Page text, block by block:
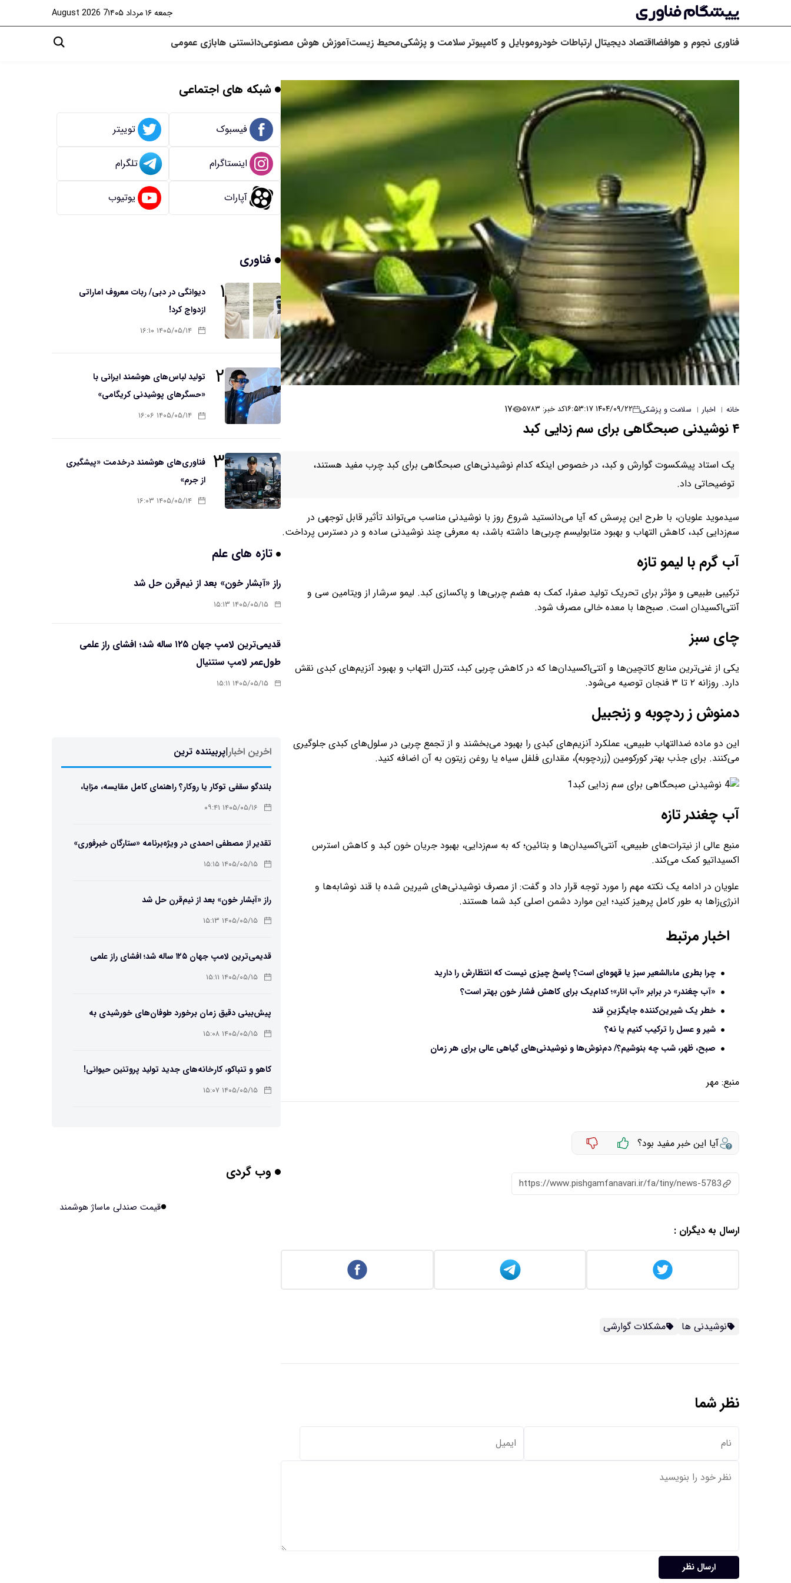
جمعه ۱۶ مرداد ۱۴۰۵ 7 August 2026
فناوری نجوم و هوافضااقتصاد دیجیتال ارتباطات خودروموبایل و کامپیوتر سلامت و پزشکیمحیط زیستآموزش هوش مصنوعیدانستنی هابازی عمومی
خانه | اخبار | سلامت و پزشکی ۱۴۰۴/۰۹/۲۲ ۱۶:۵۳:۱۷ کد خبر: ۵۷۸۳ ۱۷
۴ نوشیدنی صبحگاهی برای سم زدایی کبد
یک استاد پیشکسوت گوارش و کبد، در خصوص اینکه کدام نوشیدنی‌های صبحگاهی برای کبد چرب مفید هستند،
توضیحاتی داد.
سیدموید علویان، با طرح این پرسش که آیا می‌دانستید شروع روز با نوشیدنی مناسب می‌تواند تأثیر قابل توجهی در
سم‌زدایی کبد، کاهش التهاب و بهبود متابولیسم چربی‌ها داشته باشد، به معرفی چند نوشیدنی ساده و در دسترس پرداخت.
آب گرم با لیمو تازه
ترکیبی طبیعی و مؤثر برای تحریک تولید صفرا، کمک به هضم چربی‌ها و پاکسازی کبد. لیمو سرشار از ویتامین سی و
آنتی‌اکسیدان است. صبح‌ها با معده خالی مصرف شود.
چای سبز
یکی از غنی‌ترین منابع کاتچین‌ها و آنتی‌اکسیدان‌ها که در کاهش چربی کبد، کنترل التهاب و بهبود آنزیم‌های کبدی نقش
دارد. روزانه ۲ تا ۳ فنجان توصیه می‌شود.
دمنوش ز ردچوبه و زنجبیل
این دو ماده ضدالتهاب طبیعی، عملکرد آنزیم‌های کبدی را بهبود می‌بخشند و از تجمع چربی در سلول‌های کبدی جلوگیری
می‌کنند. برای جذب بهتر کورکومین (زردچوبه)، مقداری فلفل سیاه یا روغن زیتون به آن اضافه کنید.
آب چغندر تازه
منبع عالی از نیترات‌های طبیعی، آنتی‌اکسیدان‌ها و بتائین؛ که به سم‌زدایی، بهبود جریان خون کبد و کاهش استرس
اکسیداتیو کمک می‌کند.
علویان در ادامه یک نکته مهم را مورد توجه قرار داد و گفت: از مصرف نوشیدنی‌های شیرین شده با قند نوشابه‌ها و
انرژی‌زاها به طور کامل پرهیز کنید؛ این موارد دشمن اصلی کبد شما هستند.
اخبار مرتبط
چرا بطری‌ ماءالشعیر سبز یا قهوه‌ای است؟ ‎پاسخ چیزی نیست که انتظارش را دارید
«آب چغندر» در برابر «آب انار»؛ کدام‌یک برای کاهش فشار خون بهتر است؟
خطر یک شیرین‌کننده جایگزینِ قند
شیر و عسل را ترکیب کنیم یا نه؟
صبح، ظهر، شب چه بنوشیم؟/ دم‌نوش‌ها و نوشیدنی‌های گیاهی عالی برای هر زمان
منبع: مهر
آیا این خبر مفید بود؟
https://www.pishgamfanavari.ir/fa/tiny/news-5783
ارسال به دیگران :
نوشیدنی ها مشکلات گوارشی
نظر شما
ارسال نظر
شبکه های اجتماعی
فیسبوک توییتر
اینستاگرام تلگرام
آپارات یوتیوب
فناوری
۱
دیوانگی در دبی/ ربات معروف اماراتی
ازدواج کرد!
۱۴۰۵/۰۵/۱۴ ۱۶:۱۰
۲
تولید لباس‌های هوشمند ایرانی با
«حسگرهای پوشیدنی کریگامی»
۱۴۰۵/۰۵/۱۴ ۱۶:۰۶
۳ فناوری‌های هوشمند درخدمت «پیشگیری
از جرم»
۱۴۰۵/۰۵/۱۴ ۱۶:۰۳
تازه های علم
راز «آبشار خون» بعد از نیم‌قرن حل شد
۱۴۰۵/۰۵/۱۵ ۱۵:۱۳
قدیمی‌ترین لامپ جهان ۱۲۵ ساله شد؛ افشای راز علمی
طول‌عمر لامپ سنتنیال
۱۴۰۵/۰۵/۱۵ ۱۵:۱۱
اخرین اخبار|پربیننده ترین
بلندگو سقفی توکار یا روکار؟ راهنمای کامل مقایسه، مزایا،
معایب و انتخاب بهترین مدل
۱۴۰۵/۰۵/۱۶ ۰۹:۴۱
تقدیر از مصطفی احمدی در ویژه‌برنامه «ستارگان خبرفوری»
۱۴۰۵/۰۵/۱۵ ۱۵:۱۵
راز «آبشار خون» بعد از نیم‌قرن حل شد
۱۴۰۵/۰۵/۱۵ ۱۵:۱۳
قدیمی‌ترین لامپ جهان ۱۲۵ ساله شد؛ افشای راز علمی
طول‌عمر لامپ سنتنیال
۱۴۰۵/۰۵/۱۵ ۱۵:۱۱
پیش‌بینی دقیق زمان برخورد طوفان‌های خورشیدی به
زمین ممکن شد
۱۴۰۵/۰۵/۱۵ ۱۵:۰۸
کاهو و تنباکو، کارخانه‌های جدید تولید پروتئین حیوانی!
۱۴۰۵/۰۵/۱۵ ۱۵:۰۷
چرا افراد مضطرب دنیا را متفاوت می بینند؟
وب گردی
قیمت صندلی ماساژ هوشمند